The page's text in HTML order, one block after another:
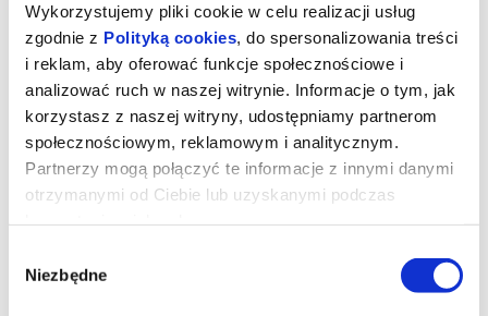
Wykorzystujemy pliki cookie w celu realizacji usług
zgodnie z Polityką cookies , do spersonalizowania treści
i reklam, aby oferować funkcje społecznościowe i
analizować ruch w naszej witrynie. Informacje o tym, jak
korzystasz z naszej witryny, udostępniamy partnerom
społecznościowym, reklamowym i analitycznym.
Partnerzy mogą połączyć te informacje z innymi danymi
otrzymanymi od Ciebie lub uzyskanymi podczas
zgody
Niezbędne